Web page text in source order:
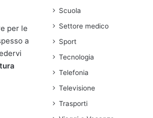
per le
a
Scuola
Settore medico
Sport
Tecnologia
Telefonia
Televisione
Trasporti